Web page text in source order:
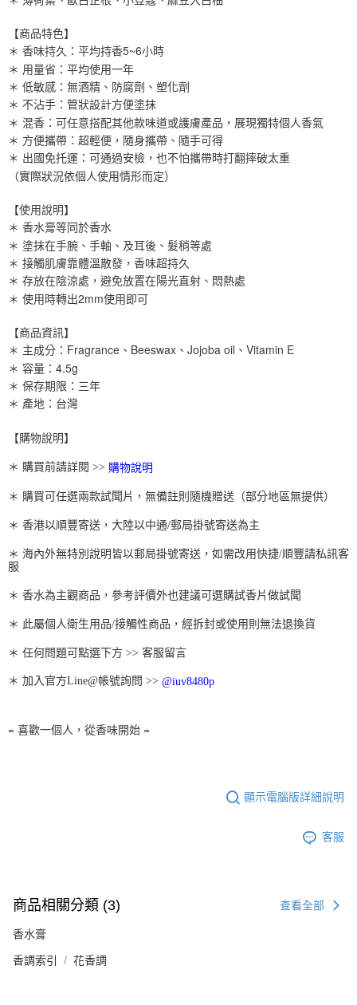
【商品特色】
＊ 香味持久：平均持香5~6小時
＊ 用量省：平均使用一年
＊ 低敏感：無酒精、防腐劑、塑化劑
＊ 不沾手：管狀設計方便塗抹
＊ 混香：可任意搭配其他款味道或護膚產品，展現獨特個人香氣
＊ 方便攜帶：超輕便，隨身攜帶、隨手可得
＊ 出國免托運：可通過安檢，也不怕攜帶時打翻摔破太重
（實際狀況依個人使用情形而定）
【使用說明】
＊ 香水膏等同於香水
＊ 塗抹在手腕、手軸、及耳後、髮稍等處
＊ 接觸肌膚靠體溫散發，香味超持久
＊ 存放在陰涼處，避免放置在陽光直射、悶熱處
＊ 使用時轉出2mm使用即可
【商品資訊】
＊ 主成分：Fragrance、Beeswax、Jojoba oil、Vitamin E
＊ 容量：4.5g
＊ 保存期限：三年
＊ 產地：台灣
【購物說明】
＊ 購買前請詳閱 >> 購物說明
＊ 購買可任選兩款試聞片，無備註則隨機贈送（部分地區無提供）
＊ 香港以順豐寄送，大陸以中通/郵局掛號寄送為主
＊ 海內外無特別說明皆以郵局掛號寄送，如需改用快捷/順豐請私訊客
服
＊ 香水為主觀商品，參考評價外也建議可選購試香片做試聞
＊ 此屬個人衛生用品/接觸性商品，經拆封或使用則無法退換貨
＊ 任何問題可點選下方 >> 客服留言
＊ 加入官方Line@帳號詢問 >> @iuv8480p
= 喜歡一個人，從香味開始 =
顯示電腦版詳細說明
客服
商品相關分類 (3) 查看全部
香水膏
香調索引 花香調